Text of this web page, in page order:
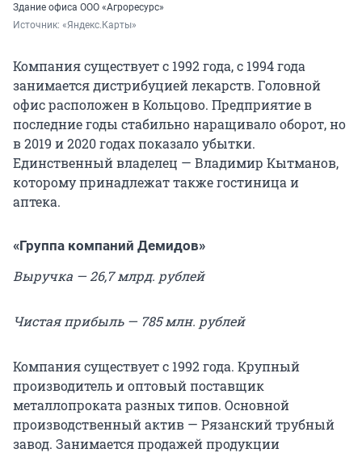
Здание офиса ООО «Агроресурс»
Источник: «Яндекс.Карты»
Компания существует с 1992 года, с 1994 года
занимается дистрибуцией лекарств. Головной
офис расположен в Кольцово. Предприятие в
последние годы стабильно наращивало оборот, но
в 2019 и 2020 годах показало убытки.
Единственный владелец — Владимир Кытманов,
которому принадлежат также гостиница и
аптека.
«Группа компаний Демидов»
Выручка — 26,7 млрд. рублей
Чистая прибыль — 785 млн. рублей
Компания существует с 1992 года. Крупный
производитель и оптовый поставщик
металлопроката разных типов. Основной
производственный актив — Рязанский трубный
завод. Занимается продажей продукции